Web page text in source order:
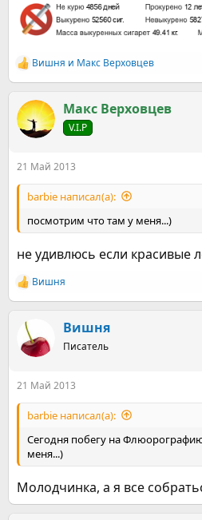
Р
е
к
ц
и
Вишня и Макс Верховцев
Макс Верховцев
V.I.P
21 Май 2013
barbie написал(а):
посмотрим что там у меня...)
не удивлюсь если красивые
Р
е
и
Вишня
Вишня
Писатель
21 Май 2013
barbie написал(а):
Сегодня побегу на
меня...)
Молодчинка, а я все